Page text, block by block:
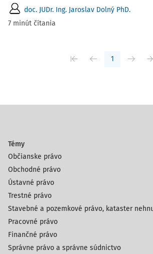
doc. JUDr. Ing. Jaroslav Dolný PhD.
7 minút čítania
1
Témy
Občianske právo
Obchodné právo
Ústavné právo
Trestné právo
Stavebné a pozemkové právo, kataster
Pracovné právo
Finančné právo
Správne právo a správne súdnictvo